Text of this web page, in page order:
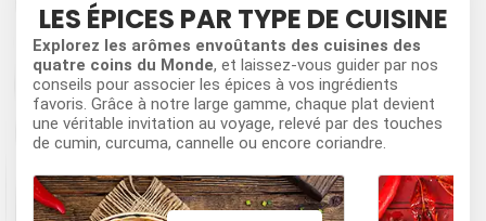
LES ÉPICES PAR TYPE DE CUISINE
Explorez les arômes envoûtants des cuisines des
quatre coins du Monde, et laissez-vous guider par nos
conseils pour associer les épices à vos ingrédients
favoris. Grâce à notre large gamme, chaque plat devient
une véritable invitation au voyage, relevé par des touches
de cumin, curcuma, cannelle ou encore coriandre.